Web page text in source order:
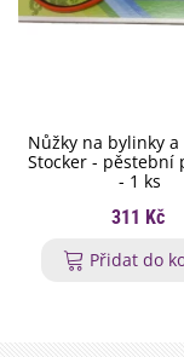
Nůžky na bylinky a
Stocker - pěstební
- 1 ks
311 Kč
Přidat do